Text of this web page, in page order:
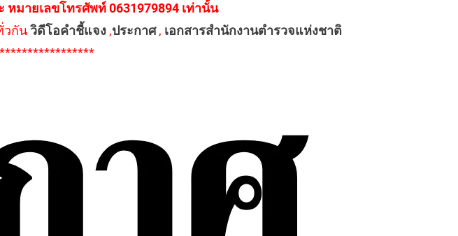
หมายเลขโทรศัพท์ 0631979894 เท่านั้น
วกันวิดีโอคำชี้แจง,ประกาศ, เอกสารสำนักงานตำรวจแห่งชาติ